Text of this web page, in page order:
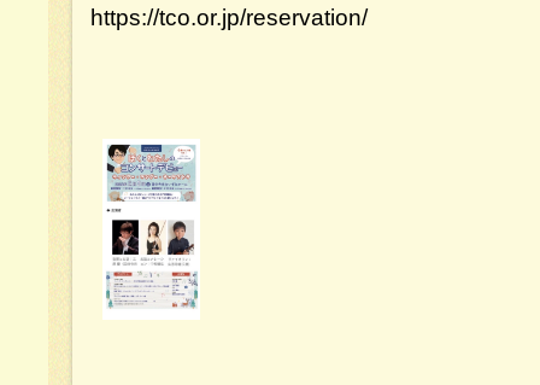
https://tco.or.jp/reservation/